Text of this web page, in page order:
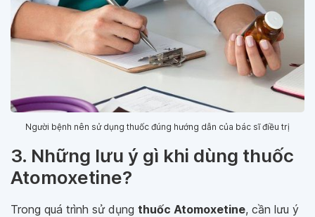
Người bệnh nên sử dụng thuốc đúng hướng dẫn của bác sĩ điều trị
3. Những lưu ý gì khi dùng thuốc
Atomoxetine?
Trong quá trình sử dụng thuốc Atomoxetine, cần lưu ý